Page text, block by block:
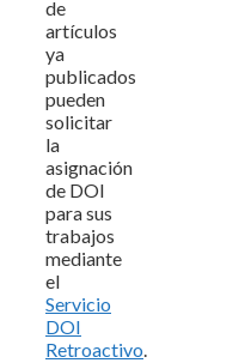
de
artículos
ya
publicados
pueden
solicitar
la
asignación
de DOI
para sus
trabajos
mediante
el
Servicio
DOI
Retroactivo.